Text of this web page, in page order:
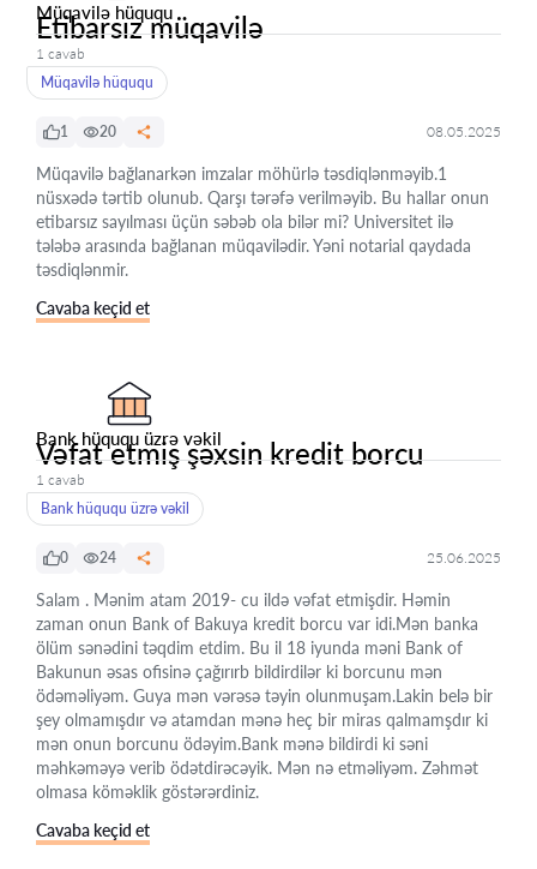
Müqavilə hüququ
Etibarsız müqavilə
1 cavab
Müqavilə hüququ
1 20 08.05.2025
Müqavilə bağlanarkən imzalar möhürlə təsdiqlənməyib.1
nüsxədə tərtib olunub. Qarşı tərəfə verilməyib. Bu hallar onun
etibarsız sayılması üçün səbəb ola bilər mi? Universitet ilə
tələbə arasında bağlanan müqavilədir. Yəni notarial qaydada
təsdiqlənmir.
Cavaba keçid et
Bank hüququ üzrə vəkil
Vəfat etmiş şəxsin kredit borcu
1 cavab
Bank hüququ üzrə vəkil
0 24 25.06.2025
Salam . Mənim atam 2019- cu ildə vəfat etmişdir. Həmin
zaman onun Bank of Bakuya kredit borcu var idi.Mən banka
ölüm sənədini təqdim etdim. Bu il 18 iyunda məni Bank of
Bakunun əsas ofisinə çağırırb bildirdilər ki borcunu mən
ödəməliyəm. Guya mən vərəsə təyin olunmuşam.Lakin belə bir
şey olmamışdır və atamdan mənə heç bir miras qalmamşdır ki
mən onun borcunu ödəyim.Bank mənə bildirdi ki səni
məhkəməyə verib ödətdirəcəyik. Mən nə etməliyəm. Zəhmət
olmasa köməklik göstərərdiniz.
Cavaba keçid et